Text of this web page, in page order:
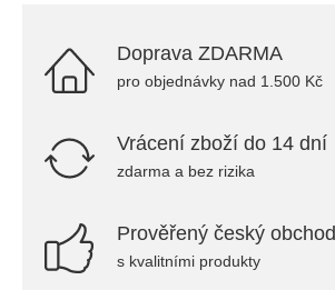
Doprava ZDARMA
pro objednávky nad 1.500 Kč
Vrácení zboží do 14 dní
zdarma a bez rizika
Prověřený český obchod
s kvalitními produkty